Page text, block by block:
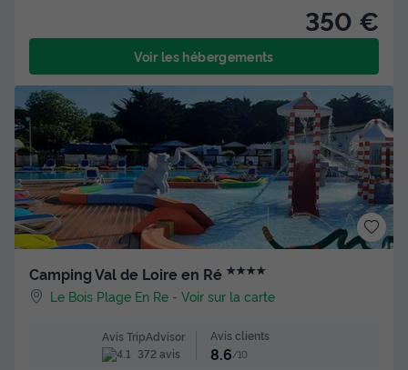
350 €
Voir les hébergements
Camping Val de Loire en Ré ★★★★
Le Bois Plage En Re -Voir sur la carte
Avis TripAdvisor
372 avis
Avis clients
8.6/10